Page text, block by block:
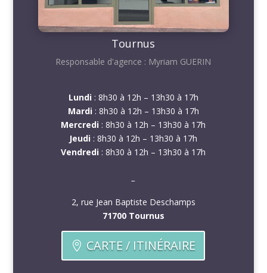
Tournus
Responsable d'agence : Myriam GUERIN
Lundi: 8h30 à 12h – 13h30 à 17h
Mardi: 8h30 à 12h – 13h30 à 17h
Mercredi : 8h30 à 12h – 13h30 à 17h
Jeudi : 8h30 à 12h – 13h30 à 17h
Vendredi : 8h30 à 12h – 13h30 à 17h
–
2, rue Jean Baptiste Deschamps
71700 Tournus
CARTE / ITINÉRAIRE